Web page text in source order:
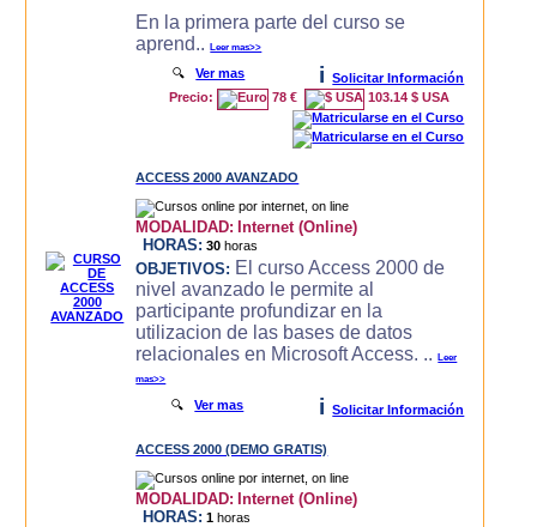
En la primera parte del curso se
aprend..Leer mas>>
🔍Ver mas i
Solicitar Información
Precio:
78 € 103.14 $ USA
ACCESS 2000 AVANZADO
MODALIDAD: Internet (Online)
HORAS: 30 horas
OBJETIVOS: El curso Access 2000 de
nivel avanzado le permite al
participante profundizar en la
utilizacion de las bases de datos
relacionales en Microsoft Access. ..Leer
mas>>
🔍Ver mas i Solicitar Información
ACCESS 2000 (DEMO GRATIS)
MODALIDAD: Internet (Online)
HORAS: 1 horas